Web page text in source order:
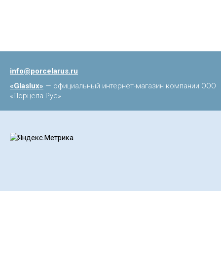
info@porcelarus.ru
«Glaslux» — официальный интернет-магазин компании ООО
«Порцела Рус»